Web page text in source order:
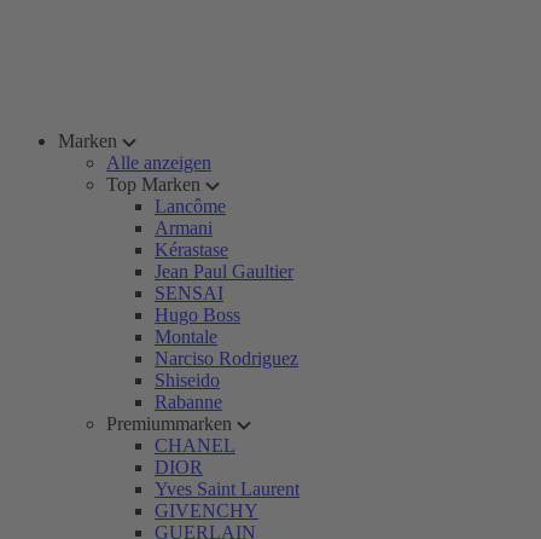
Marken
Alle anzeigen
Top Marken
Lancôme
Armani
Kérastase
Jean Paul Gaultier
SENSAI
Hugo Boss
Montale
Narciso Rodriguez
Shiseido
Rabanne
Premiummarken
CHANEL
DIOR
Yves Saint Laurent
GIVENCHY
GUERLAIN